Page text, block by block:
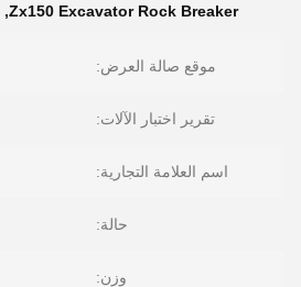
Zx150 Excavator Rock Breaker
,
موقع صالة العرض:
تقرير اختبار الآلات:
اسم العلامة التجارية:
حالة:
وزن: